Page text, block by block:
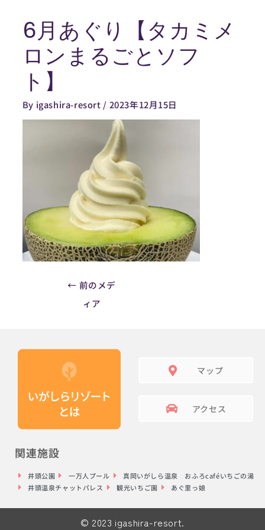
6月あぐり【タカミメ
ロンまるごとソフ
ト】
By igashira-resort / 2023年12月15日
Post
navigation
← 前のメデ
ィア
マップ
アクセス
関連施設
井頭公園 一万人プール
真岡いがしら温泉 おふろcaféいちごの湯
井頭温泉チャットパレス
観光いちご園 あぐ里っ娘
© 2023 igashira-resort.